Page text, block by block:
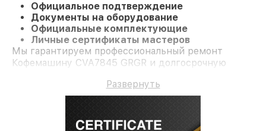
Официальное подтверждение
Документы на оборудование
Официальные комплектующие
Личные сертификаты мастеров
Мы гарантируем профессиональный ремонт
Кофемашину CVA7845 GRGR и долгосрочную
Развернуть